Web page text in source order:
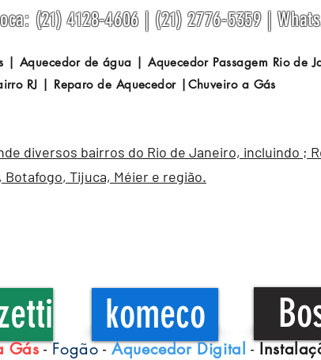
(21) 4128-4606 | (21) 2776-5359 |
| Aquecedor de água | Aquecedor Passagem Rio de
RJ | Reparo de Aquecedor |Chuveiro a Gás
diversos bairros do Rio de Janeiro, incluindo ;
, Botafogo, Tijuca, Méier e região.
komeco
Gás-Fogão-Aquecedor Digital -